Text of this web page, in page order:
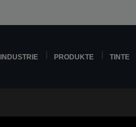
INDUSTRIE PRODUKTE TINTE